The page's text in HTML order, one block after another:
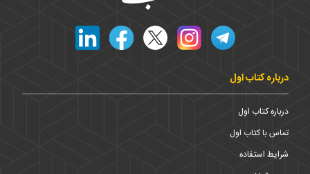
درباره کتاب اول
درباره کتاب اول
تماس با کتاب اول
شرایط استفاده